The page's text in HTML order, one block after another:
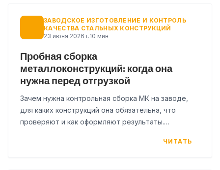
ЗАВОДСКОЕ ИЗГОТОВЛЕНИЕ И КОНТРОЛЬ
КАЧЕСТВА СТАЛЬНЫХ КОНСТРУКЦИЙ
23 июня 2026 г.10 мин
Пробная сборка
металлоконструкций: когда она
нужна перед отгрузкой
Зачем нужна контрольная сборка МК на заводе,
для каких конструкций она обязательна, что
проверяют и как оформляют результаты.
ЧИТАТЬ